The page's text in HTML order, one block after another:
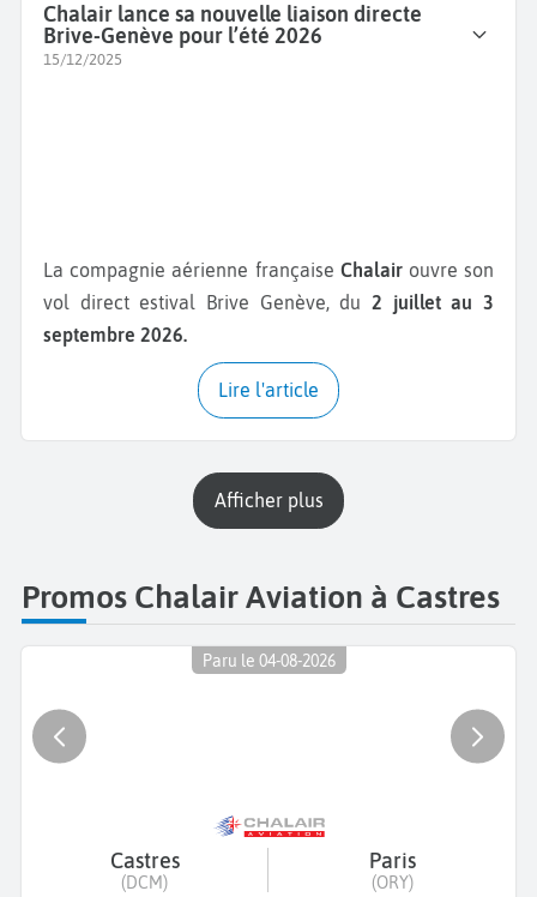
Chalair lance sa nouvelle liaison directe
Brive-Genève pour l’été 2026
15/12/2025
La compagnie aérienne française Chalairouvre son
vol direct estival Brive Genève, du 2 juillet au 3
septembre 2026.
Lire l'article
Afficher plus
Promos Chalair Aviation à Castres
Paru le 04-08-2026
Castres
(DCM)
Paris
(ORY)